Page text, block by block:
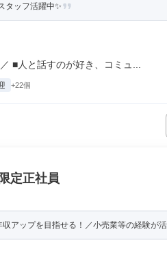
タッフ活躍中✨
■人と話すのが好き、コミュ...
+22個
定正社員
アップを目指せる！／小売業等の経験が